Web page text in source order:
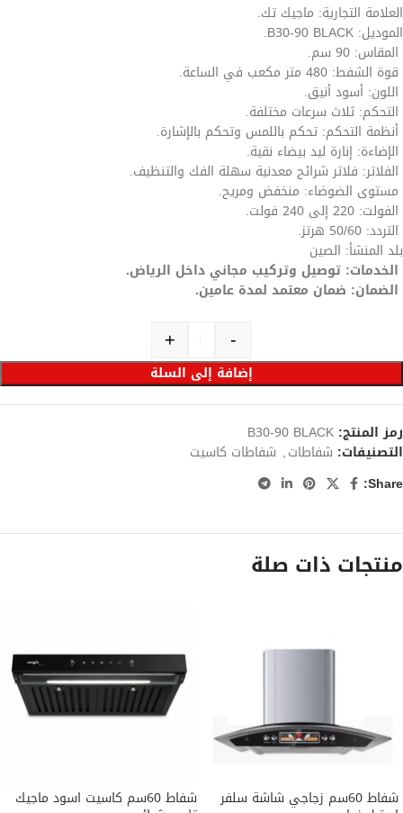
العلامة التجارية: ماجيك تك.
الموديل: B30-90 BLACK.
المقاس: 90 سم.
قوة الشفط: 480 متر مكعب في الساعة.
اللون: أسود أنيق.
التحكم: ثلاث سرعات مختلفة.
أنظمة التحكم: تحكم باللمس وتحكم بالإشارة.
الإضاءة: إنارة ليد بيضاء نقية.
الفلاتر: فلاتر شرائح معدنية سهلة الفك والتنظيف.
مستوى الضوضاء: منخفض ومريح.
الفولت: 220 إلى 240 فولت.
التردد: 50/60 هرتز.
بلد المنشأ: الصين
الخدمات: توصيل وتركيب مجاني داخل الرياض.
الضمان: ضمان معتمد لمدة عامين.
-
+
إضافة إلى السلة
رمز المنتج: B30-90 BLACK
التصنيفات: شفاطات, شفاطات كاسيت
Share:
منتجات ذات صلة
شفاط 60سم زجاجي شاشة سلفر شفاط 60سم كاسيت اسود ماجيك